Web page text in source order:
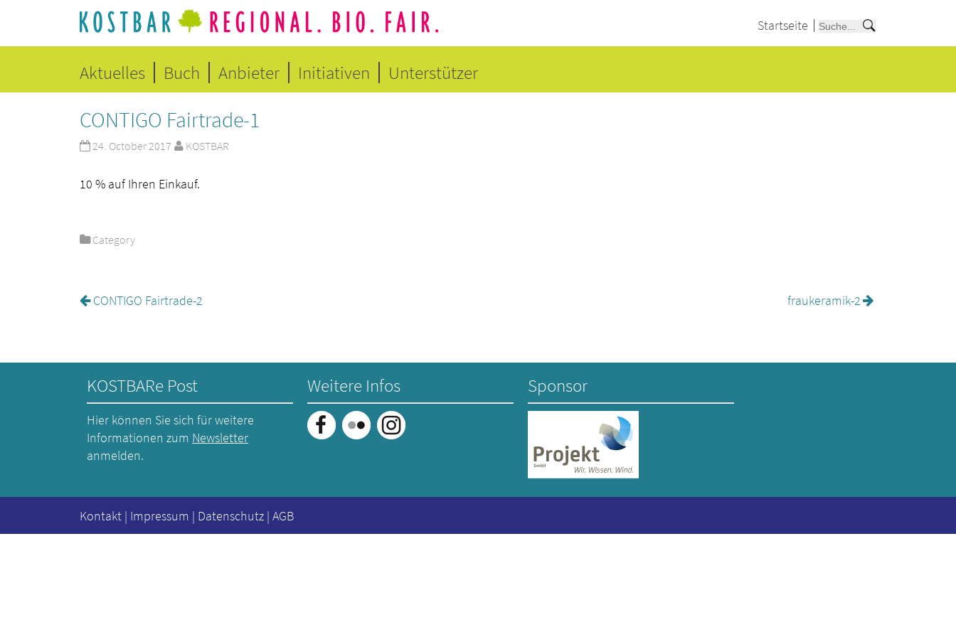
Startseite
Aktuelles Buch Anbieter Initiativen Unterstützer
CONTIGO Fairtrade-1
24. October 2017 KOSTBAR
10 % auf Ihren Einkauf.
Category
CONTIGO Fairtrade-2 fraukeramik-2
KOSTBARe Post
Hier können Sie sich für weitere
Informationen zum Newsletter
anmelden.
Weitere Infos Sponsor
Kontakt | Impressum | Datenschutz | AGB